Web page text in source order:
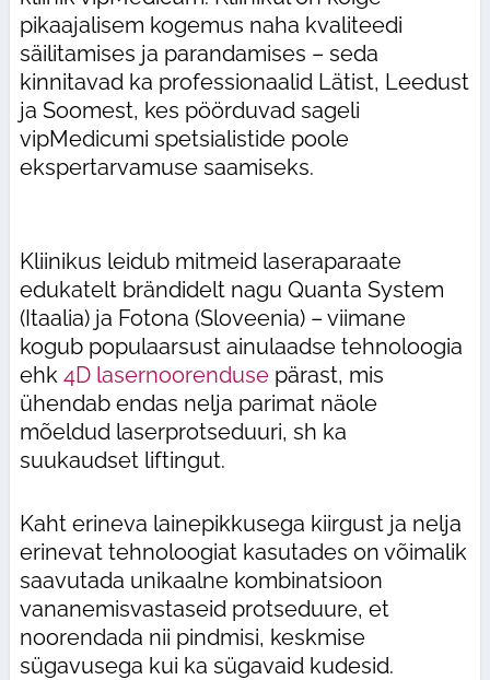
pikaajalisem kogemus naha kvaliteedi
säilitamises ja parandamises – seda
kinnitavad ka professionaalid Lätist, Leedust
ja Soomest, kes pöörduvad sageli
vipMedicumi spetsialistide poole
ekspertarvamuse saamiseks.
Kliinikus leidub mitmeid laseraparaate
edukatelt brändidelt nagu Quanta System
(Itaalia) ja Fotona (Sloveenia) – viimane
kogub populaarsust ainulaadse tehnoloogia
ehk 4D lasernoorendusepärast, mis
ühendab endas nelja parimat näole
mõeldud laserprotseduuri, sh ka
suukaudset liftingut.
Kaht erineva lainepikkusega kiirgust ja nelja
erinevat tehnoloogiat kasutades on võimalik
saavutada unikaalne kombinatsioon
vananemisvastaseid protseduure, et
noorendada nii pindmisi, keskmise
sügavusega kui ka sügavaid kudesid.